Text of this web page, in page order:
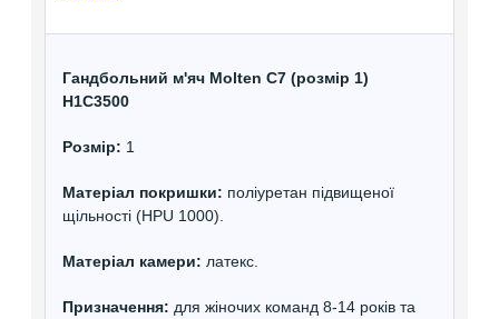
Гандбольний м'яч Molten C7 (розмір 1)
H1C3500
Розмір: 1
Матеріал покришки: поліуретан підвищеної
щільності (HPU 1000).
Матеріал камери: латекс.
Призначення: для жіночих команд 8-14 років та